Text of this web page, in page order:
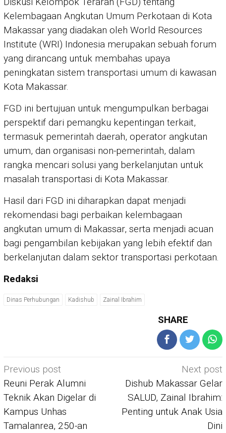
Kelembagaan Angkutan Umum Perkotaan di Kota
Makassar yang diadakan oleh World Resources
Institute (WRI) Indonesia merupakan sebuah forum
yang dirancang untuk membahas upaya
peningkatan sistem transportasi umum di kawasan
Kota Makassar.
FGD ini bertujuan untuk mengumpulkan berbagai
perspektif dari pemangku kepentingan terkait,
termasuk pemerintah daerah, operator angkutan
umum, dan organisasi non-pemerintah, dalam
rangka mencari solusi yang berkelanjutan untuk
masalah transportasi di Kota Makassar.
Hasil dari FGD ini diharapkan dapat menjadi
rekomendasi bagi perbaikan kelembagaan
angkutan umum di Makassar, serta menjadi acuan
bagi pengambilan kebijakan yang lebih efektif dan
berkelanjutan dalam sektor transportasi perkotaan.
Redaksi
Dinas Perhubungan Kadishub Zainal Ibrahim
SHARE
Post
navigation
Previous post
Reuni Perak Alumni
Teknik Akan Digelar di
Kampus Unhas
Tamalanrea, 250-an
Next post
Dishub Makassar Gelar
SALUD, Zainal Ibrahim:
Penting untuk Anak Usia
Dini